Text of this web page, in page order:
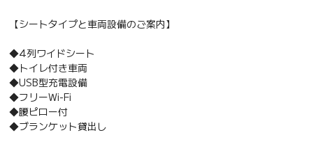
【シートタイプと車両設備のご案内】
◆4列ワイドシート
◆トイレ付き車両
◆USB型充電設備
◆フリーWi-Fi
◆腰ピロー付
◆ブランケット貸出し